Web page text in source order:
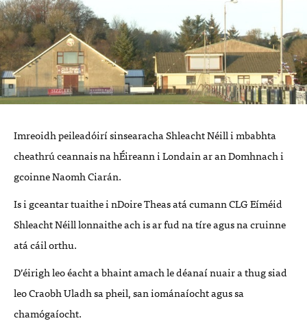
Imreoidh peileadóirí sinsearacha Shleacht Néill i mbabhta
cheathrú ceannais na hÉireann i Londain ar an Domhnach i
gcoinne Naomh Ciarán.
Is i gceantar tuaithe i nDoire Theas atá cumannCLGEíméid
Shleacht Néill lonnaithe ach is ar fud na tíre agus na cruinne
atá cáil orthu.
D’éirigh leo éacht a bhaint amach le déanaí nuair a thug siad
leo Craobh Uladh sa pheil, san iománaíocht agus sa
chamógaíocht.